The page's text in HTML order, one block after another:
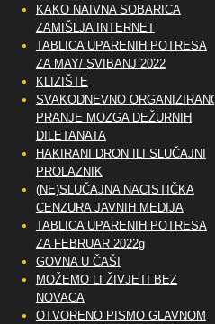
KAKO NAIVNA SOBARICA
ZAMIŠLJA INTERNET
TABLICA UPARENIH POTRESA
ZA MAY/ SVIBANJ 2022
KLIZIŠTE
SVAKODNEVNO ORGANIZIRANO
PRANJE MOZGA DEŽURNIH
DILETANATA
HAKIRANI DRON ILI SLUČAJNI
PROLAZNIK
(NE)SLUČAJNA NACISTIČKA
CENZURA JAVNIH MEDIJA
TABLICA UPARENIH POTRESA
ZA FEBRUAR 2022g
GOVNA U ČAŠI
MOŽEMO LI ŽIVJETI BEZ
NOVACA
OTVORENO PISMO GLAVNOM